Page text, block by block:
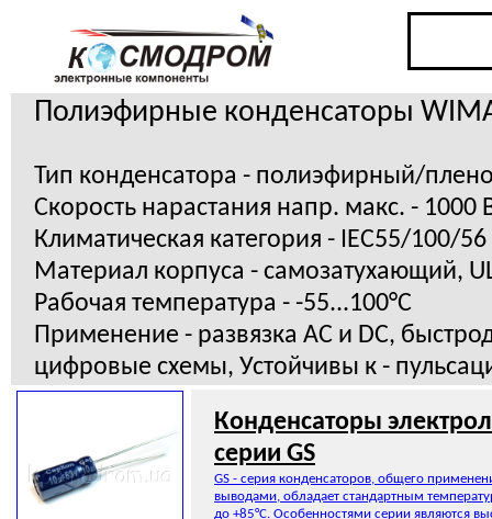
Полиэфирные конденсаторы
Тип конденсатора - полиэфирный/
Скорость нарастания напр. макс. - 1000
Климатическая категория - IEC55/100/56
Материал корпуса - самозатухающий,
Рабочая температура - -55...100°C
Применение - развязка AC и DC,
цифровые схемы, Устойчивы к -
Конденсаторы
серии GS
GS - серия конденсаторов, общего
выводами, обладает стандартным
до +85°C. Особенностями серии являются